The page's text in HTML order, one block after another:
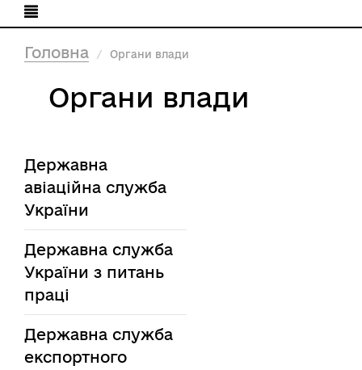
Головна Органи влади
Органи влади
Державна
авіаційна служба
України
Державна служба
України з питань
праці
Державна служба
експортного